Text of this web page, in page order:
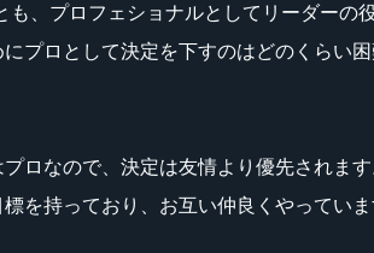
、プロフェショナルとしてリーダーの
ロとして決定を下すのはどのくらい困
ロなので、決定は友情より優先されます
を持っており、お互い仲良くやっていま